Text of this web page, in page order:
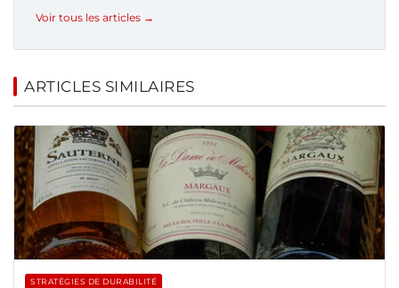
Voir tous les articles →
ARTICLES SIMILAIRES
STRATÉGIES DE DURABILITÉ